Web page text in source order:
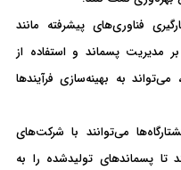
فناوری‌های پیشرفته مانند
مدیریت پسماند و استفاده از
به بهینه‌سازی فرآیندها
می‌توانند با شرکت‌های
پسماندهای تولیدشده را به